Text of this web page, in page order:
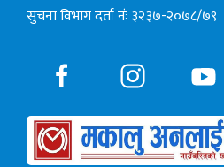
सुचना विभाग दर्ता नंः ३२३७-२०७८/७९